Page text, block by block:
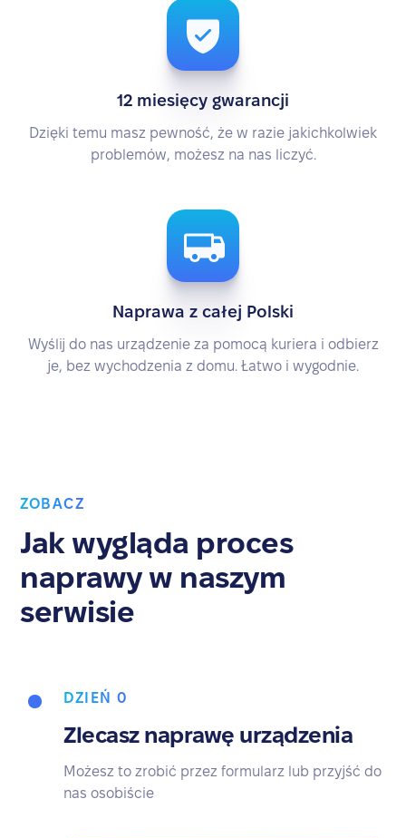
12 miesięcy gwarancji
Dzięki temu masz pewność, że w razie jakichkolwiek
problemów, możesz na nas liczyć.
Naprawa z całej Polski
Wyślij do nas urządzenie za pomocą kuriera i odbierz
je, bez wychodzenia z domu. Łatwo i wygodnie.
ZOBACZ
Jak wygląda proces
naprawy w naszym
serwisie
DZIEŃ 0
Zlecasz naprawę urządzenia
Możesz to zrobić przez formularz lub przyjść do
nas osobiście